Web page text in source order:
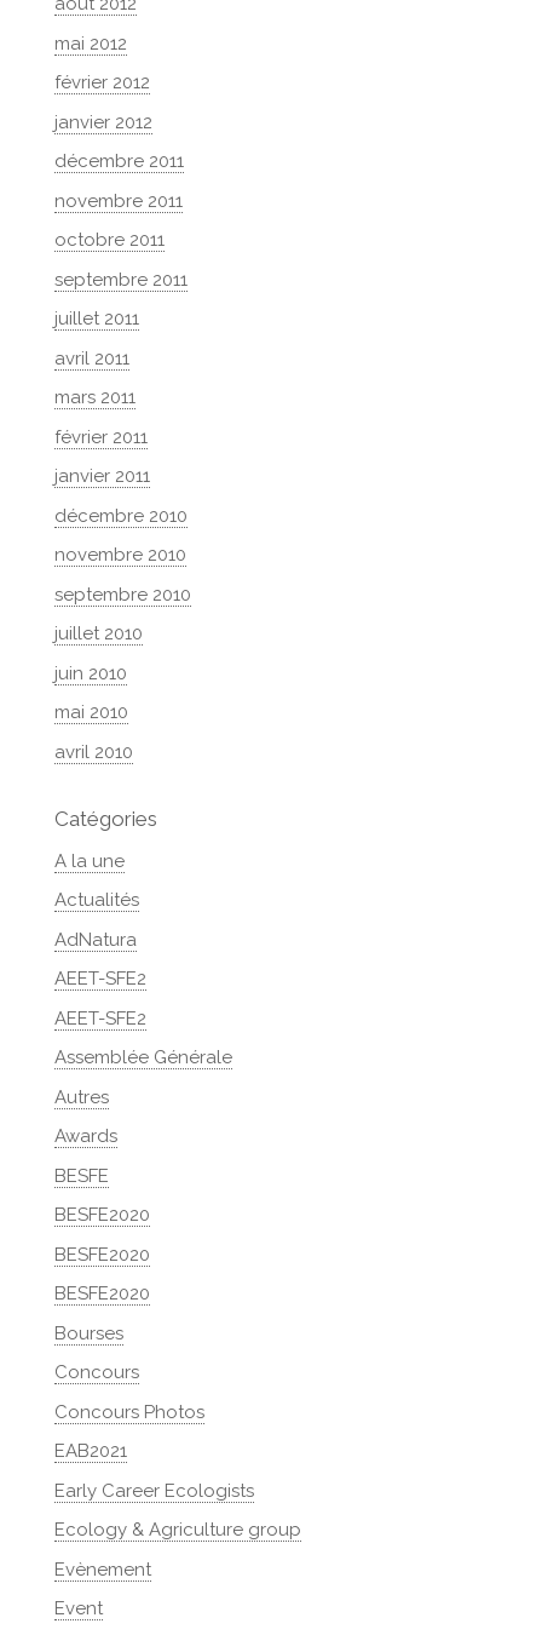
mai 2012
février 2012
janvier 2012
décembre 2011
novembre 2011
octobre 2011
septembre 2011
juillet 2011
avril 2011
mars 2011
février 2011
janvier 2011
décembre 2010
novembre 2010
septembre 2010
juillet 2010
juin 2010
mai 2010
avril 2010
Catégories
A la une
Actualités
AdNatura
AEET-SFE2
AEET-SFE2
Assemblée Générale
Autres
Awards
BESFE
BESFE2020
BESFE2020
BESFE2020
Bourses
Concours
Concours Photos
EAB2021
Early Career Ecologists
Ecology & Agriculture group
Evènement
Event